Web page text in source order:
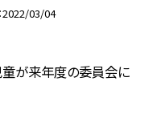
2022/03/04
が来年度の委員会に